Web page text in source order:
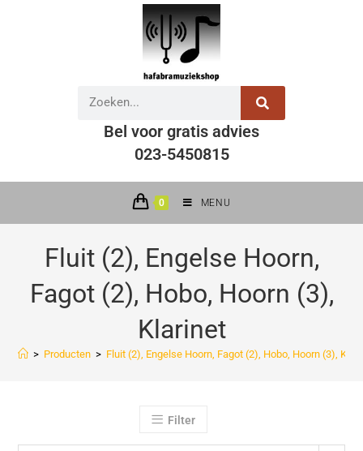
Bel voor gratis advies
023-5450815
0 MENU
Fluit (2), Engelse Hoorn,
Fagot (2), Hobo, Hoorn (3),
Klarinet
> Producten > Fluit (2), Engelse Hoorn, Fagot (2), Hobo, Hoorn (3),
Filter